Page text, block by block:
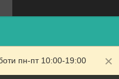
пн-пт 10:00-19:00